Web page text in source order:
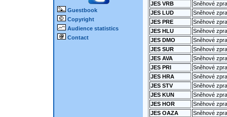
Guestbook
Copyright
Audience statistics
Contact
JES VRB
Sněhové
JES LUD
Sněhové
JES PRE
Sněhové
JES HLU
Sněhové
JES DMO
Sněhové
JES SUR
Sněhové
JES AVA
Sněhové
JES PRI
Sněhové
JES HRA
Sněhové
JES STV
Sněhové
JES KUN
Sněhové
JES HOR
Sněhové
JES OAZA
Sněhové